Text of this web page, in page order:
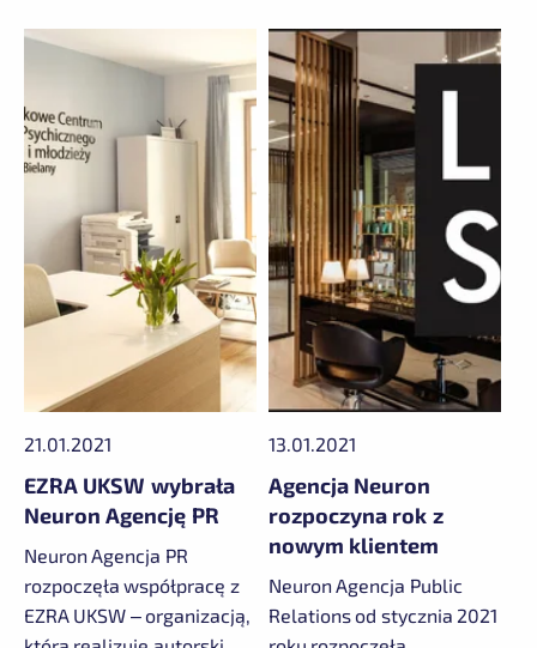
21.01.2021
EZRA UKSW wybrała
Neuron Agencję PR
Neuron Agencja PR
rozpoczęła współpracę z
EZRA UKSW – organizacją,
13.01.2021
Agencja Neuron
rozpoczyna rok z
nowym klientem
Neuron Agencja Public
Relations od stycznia 2021